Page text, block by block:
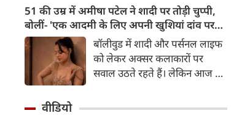
समस्याओं के चलते उन्हें कोलकाता
के एक निजी अस्पताल में भर्ती
कराया गया है, जहां डॉक्टरों की टीम
ने उनके दाहिने हाथ की एक माइनर
सर्जरी की है।
51 की उम्र में अमीषा पटेल ने शादी पर तोड़ी चुप्पी,
बोलीं- 'एक आदमी के लिए अपनी खुशियां दांव पर
नहीं लगा सकती' बॉलीवुड में शादी और पर्सनल लाइफ
को लेकर अक्सर कलाकारों पर
सवाल उठते रहते हैं। लेकिन आज के
वीडियो